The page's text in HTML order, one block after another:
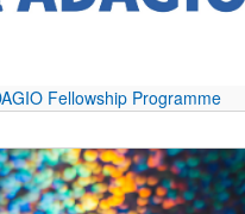
Fellowship Programme